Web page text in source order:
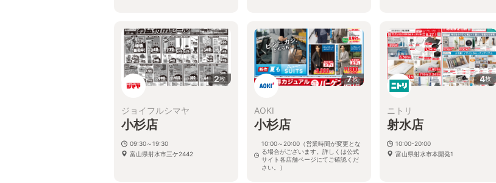
2枚
ジョイフルシマヤ
小杉店
09:30～19:30
富山県射水市三ケ2442
7枚
AOKI
小杉店
10:00～20:00（営業時間が変更とな
る場合がございます。詳しくは公式
サイト各店舗ページにてご確認くだ
さい。）
4枚
ニトリ
射水店
10:00-20:00
富山県射水市本開発1